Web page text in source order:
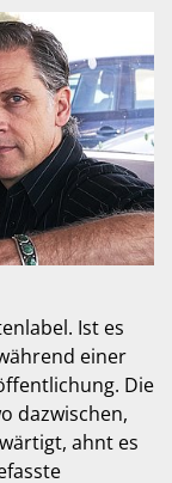
Ist es
einer
Die
dazwischen,
ahnt es